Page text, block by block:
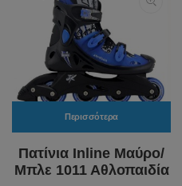
Περισσότερα
Πατίνια Inline Μαύρο/
Μπλε 1011 Αθλοπαιδία